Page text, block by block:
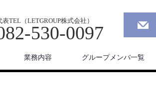
表TEL（LETGROUP株式会社）
530-0097
業務内容 グループメンバ一覧